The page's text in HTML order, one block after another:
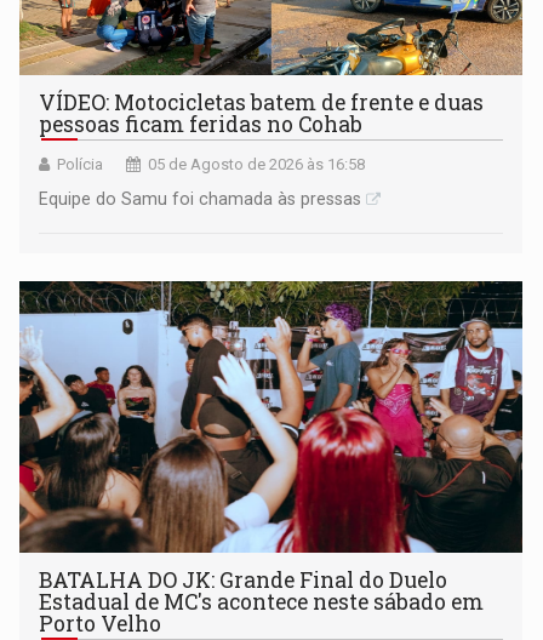
VÍDEO: Motocicletas batem de frente e duas
pessoas ficam feridas no Cohab
Polícia 05 de Agosto de 2026 às 16:58
Equipe do Samu foi chamada às pressas
BATALHA DO JK: Grande Final do Duelo
Estadual de MC's acontece neste sábado em
Porto Velho